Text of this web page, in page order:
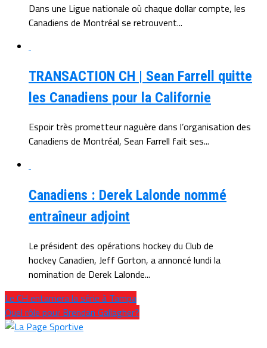
Dans une Ligue nationale où chaque dollar compte, les
Canadiens de Montréal se retrouvent...
TRANSACTION CH | Sean Farrell quitte
les Canadiens pour la Californie
Espoir très prometteur naguère dans l’organisation des
Canadiens de Montréal, Sean Farrell fait ses...
Canadiens : Derek Lalonde nommé
entraîneur adjoint
Le président des opérations hockey du Club de
hockey Canadien, Jeff Gorton, a annoncé lundi la
nomination de Derek Lalonde...
Le CH entamera la série à Tampa
Quel rôle pour Brendan Gallagher?